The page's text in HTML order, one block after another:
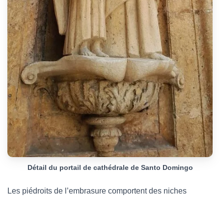
Détail du portail de cathédrale de Santo Domingo
Les piédroits de l’embrasure comportent des niches